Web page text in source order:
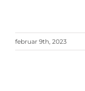
februar 9th, 2023